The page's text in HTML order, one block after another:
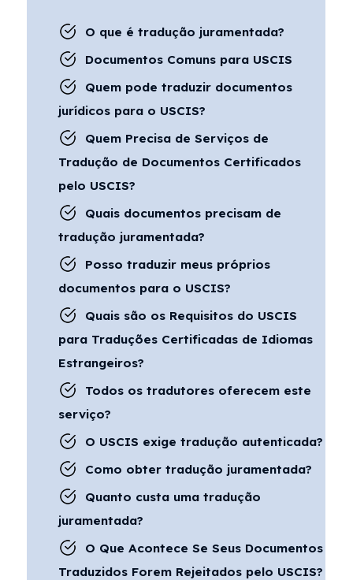
O que é tradução juramentada?
Documentos Comuns para USCIS
Quem pode traduzir documentos
jurídicos para o USCIS?
Quem Precisa de Serviços de
Tradução de Documentos Certificados
pelo USCIS?
Quais documentos precisam de
tradução juramentada?
Posso traduzir meus próprios
documentos para o USCIS?
Quais são os Requisitos do USCIS
para Traduções Certificadas de Idiomas
Estrangeiros?
Todos os tradutores oferecem este
serviço?
O USCIS exige tradução autenticada?
Como obter tradução juramentada?
Quanto custa uma tradução
juramentada?
O Que Acontece Se Seus Documentos
Traduzidos Forem Rejeitados pelo USCIS?